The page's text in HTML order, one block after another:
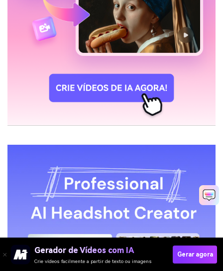
Gerador de Vídeos com IA
Crie vídeos facilmente a partir de texto ou imagens
Gerar agora